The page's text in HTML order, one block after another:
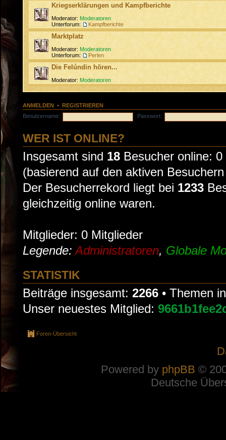
Kriegserklärungen und Kampfberichte
Moderator: Moderatoren
Unterforum:
Kampfberichte
Marktplatz
Moderator: Moderatoren
Unterforum:
Perlen
Die Felúndin hören...
Moderator: Moderatoren
ANMELDEN • REGISTRIEREN
Benutzername:
Passwort:
WER IST ONLINE?
Insgesamt sind 18 Besucher online:
(basierend auf den aktiven
Der Besucherrekord liegt bei 1233
gleichzeitig online waren.
Mitglieder: 0 Mitglieder
Legende:Administratoren, Globale
STATISTIK
Beiträge insgesamt: 2266 • Themen
Unser neuestes Mitglied:
Foren-Übersicht
Powered by phpBB ©
Deutsche